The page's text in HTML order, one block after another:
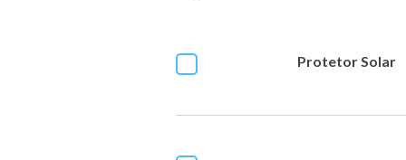
Protetor Solar